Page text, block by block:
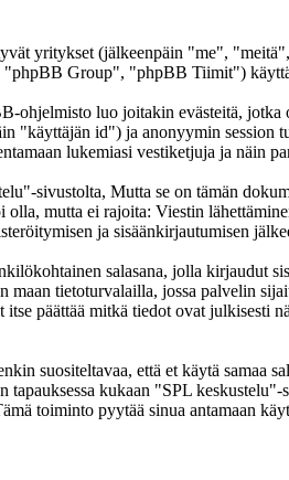
yritykset (jälkeenpäin "me",
Group", "phpBB Tiimit")
ohjelmisto luo joitakin evästeitä,
"käyttäjän id") ja anonyymin
lukemiasi vestiketjuja ja näin
sivustolta, Mutta se on tämän
olla, mutta ei rajoita: Viestin
ja sisäänkirjautumisen
salasana, jolla kirjaudut
tietoturvalailla, jossa palvelin
päättää mitkä tiedot ovat
suositeltavaa, että et käytä samaa
kukaan "SPL
toiminto pyytää sinua antamaan